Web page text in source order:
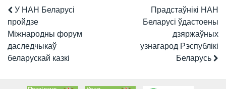
У НАН Беларусі
пройдзе
Міжнародны форум
даследчыкаў
беларускай казкі
Прадстаўнікі НАН
Беларусі ўдастоены
дзяржаўных
узнагарод Рэспублікі
Беларусь